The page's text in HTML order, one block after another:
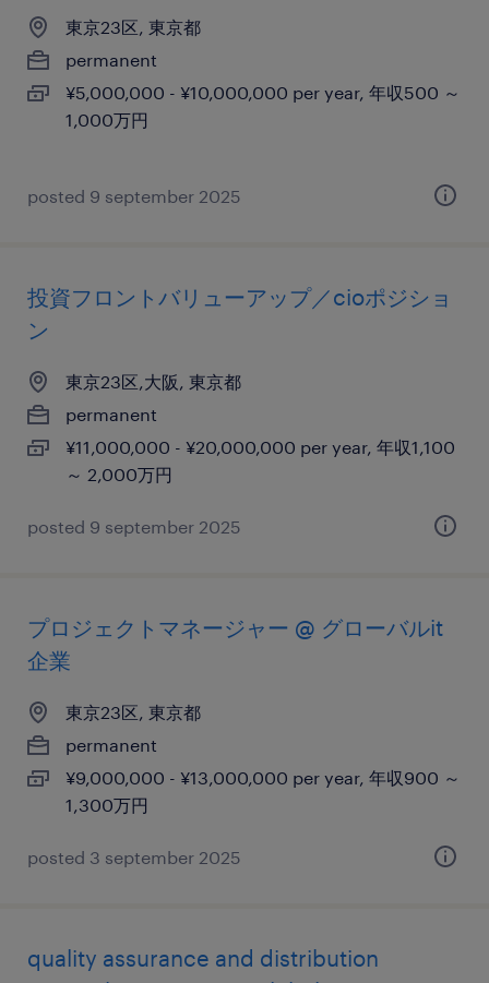
東京23区, 東京都
permanent
¥5,000,000 - ¥10,000,000 per year, 年収500 ～
1,000万円
posted 9 september 2025
投資フロントバリューアップ／cioポジショ
ン
東京23区,大阪, 東京都
permanent
¥11,000,000 - ¥20,000,000 per year, 年収1,100
～ 2,000万円
posted 9 september 2025
プロジェクトマネージャー @ グローバルit
企業
東京23区, 東京都
permanent
¥9,000,000 - ¥13,000,000 per year, 年収900 ～
1,300万円
posted 3 september 2025
quality assurance and distribution